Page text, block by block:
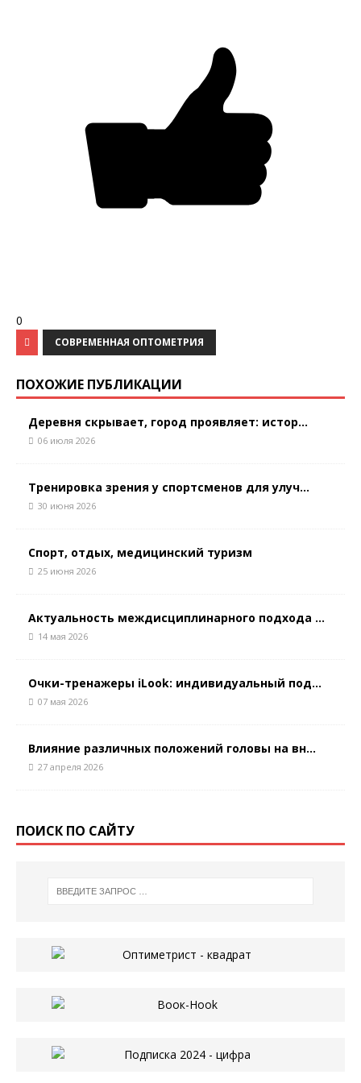
0
СОВРЕМЕННАЯ ОПТОМЕТРИЯ
ПОХОЖИЕ ПУБЛИКАЦИИ
Деревня скрывает, город проявляет: истор...
06 июля 2026
Тренировка зрения у спортсменов для улуч...
30 июня 2026
Спорт, отдых, медицинский туризм
25 июня 2026
Актуальность междисциплинарного подхода ...
14 мая 2026
Очки-тренажеры iLook: индивидуальный под...
07 мая 2026
Влияние различных положений головы на вн...
27 апреля 2026
ПОИСК ПО САЙТУ